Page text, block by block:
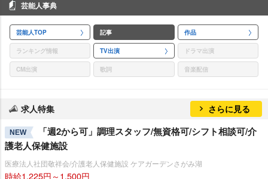
芸能人事典
芸能人TOP 記事 作品
ランキング情報 TV出演 ドラマ出演
CM出演 歌詞 音楽配信
求人特集 さらに見る
NEW
「週2から可」調理スタッフ/無資格可/シフト相談可/介
護老人保健施設
医療法人社団敬祥会/介護老人保健施設 ケアガーデンさがみ湖
時給1,225円～1,500円